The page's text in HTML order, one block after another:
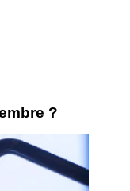
?